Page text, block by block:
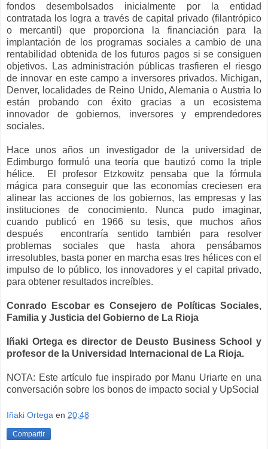
fondos desembolsados inicialmente por la entidad
contratada los logra a través de capital privado (filantrópico
o mercantil) que proporciona la financiación para la
implantación de los programas sociales a cambio de una
rentabilidad obtenida de los futuros pagos si se consiguen
objetivos. Las administración públicas trasfieren el riesgo
de innovar en este campo a inversores privados. Michigan,
Denver, localidades de Reino Unido, Alemania o Austria lo
están probando con éxito gracias a un ecosistema
innovador de gobiernos, inversores y emprendedores
sociales.
Hace unos años un investigador de la universidad de
Edimburgo formuló una teoría que bautizó como la triple
hélice. El profesor Etzkowitz pensaba que la fórmula
mágica para conseguir que las economías creciesen era
alinear las acciones de los gobiernos, las empresas y las
instituciones de conocimiento. Nunca pudo imaginar,
cuando publicó en 1966 su tesis, que muchos años
después encontraría sentido también para resolver
problemas sociales que hasta ahora pensábamos
irresolubles, basta poner en marcha esas tres hélices con el
impulso de lo público, los innovadores y el capital privado,
para obtener resultados increíbles.
Conrado Escobar es Consejero de Políticas Sociales,
Familia y Justicia del Gobierno de La Rioja
Iñaki Ortega es director de Deusto Business School y
profesor de la Universidad Internacional de La Rioja.
NOTA: Este artículo fue inspirado por Manu Uriarte en una
conversación sobre los bonos de impacto social y UpSocial
Iñaki Ortega en 20:48
Compartir